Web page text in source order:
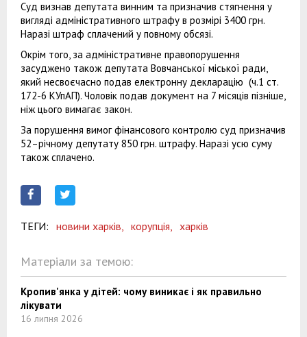
Суд визнав депутата винним та призначив стягнення у
вигляді адміністративного штрафу в розмірі 3400 грн.
Наразі штраф сплачений у повному обсязі.
Окрім того, за адміністративне правопорушення
засуджено також депутата Вовчанської міської ради,
який несвоєчасно подав електронну декларацію (ч.1 ст.
172-6 КУпАП). Чоловік подав документ на 7 місяців пізніше,
ніж цього вимагає закон.
За порушення вимог фінансового контролю суд призначив
52–річному депутату 850 грн. штрафу. Наразі усю суму
також сплачено.
ТЕГИ: новини харків, корупція, харків
Матеріали за темою:
Кропив'янка у дітей: чому виникає і як правильно
лікувати
16 липня 2026